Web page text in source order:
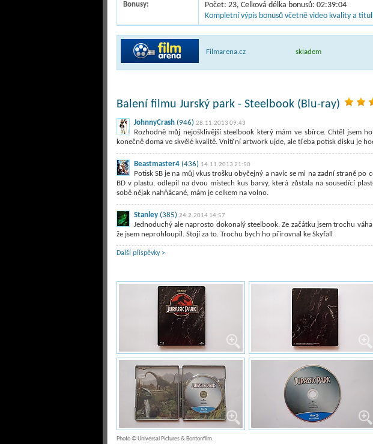
Bonusy:
Počet: 23, Celková délka bonusů: 02:39:04
Kompletní výpis bonusů včetně video kvality a
Filmarena.cz skladem
Balení filmu Jurský park - Steelbook (Blu-ray)
JohnnyCrash (946) 28.11.2013 09:43
Rozhodně můj nejošklivější steelbook který mám ve sbírce. Chtěl jsem
konečně doma ve skvělé kvalitě. Vnitřní artwork ujde, ale třeba potisk disku je
Beastmaster4 (436) 14.11.2013 21:50
Potisk SB je na můj vkus trošku obyčejný a navíc se mi na zadní straně po
BD v plastu, odlepil na dvou místech kus barvy, která zůstala na sousedící
sobě nějak nahňácané, mám je celkem na volno.
Stanley (385) 24.2.2014 14:57
Jednoduchý ale naprosto dokonalý steelbook. Ze začátku jsem trochu
že jsem neprohloupil. Stojí za to. Trochu bych ho přirovnal ke Skyfall
Další příspěvky >
Photo © Universal Pictures & Bontonfilm.